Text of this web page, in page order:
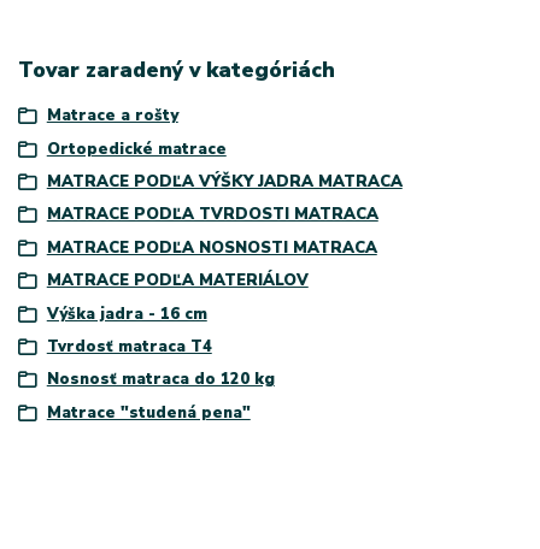
Tovar zaradený v kategóriách
Matrace a rošty
Ortopedické matrace
MATRACE PODĽA VÝŠKY JADRA MATRACA
MATRACE PODĽA TVRDOSTI MATRACA
MATRACE PODĽA NOSNOSTI MATRACA
MATRACE PODĽA MATERIÁLOV
Výška jadra - 16 cm
Tvrdosť matraca T4
Nosnosť matraca do 120 kg
Matrace "studená pena"